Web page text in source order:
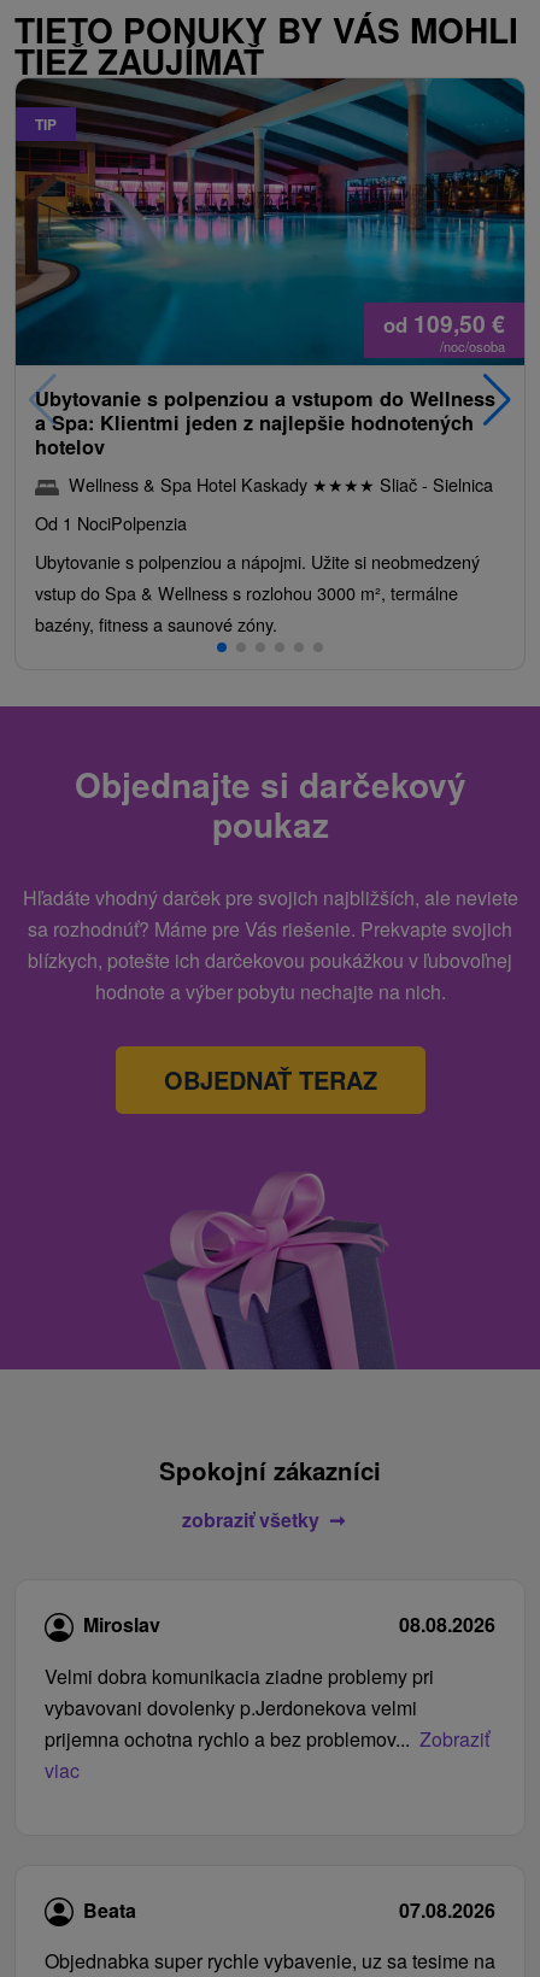
TIETO PONUKY BY VÁS MOHLI
TIEŽ ZAUJÍMAŤ
TIP
od 109,50 €
/noc/osoba
Ubytovanie s polpenziou a vstupom do Wellness
a Spa: Klientmi jeden z najlepšie hodnotených
hotelov
Wellness & Spa Hotel Kaskady ★★★★ Sliač - Sielnica
Od 1 NociPolpenzia
Ubytovanie s polpenziou a nápojmi. Užite si neobmedzený
vstup do Spa & Wellness s rozlohou 3000 m², termálne
bazény, fitness a saunové zóny.
Objednajte si darčekový
poukaz
Hľadáte vhodný darček pre svojich najbližších, ale neviete
sa rozhodnúť? Máme pre Vás riešenie. Prekvapte svojich
blízkych, potešte ich darčekovou poukážkou v ľubovoľnej
hodnote a výber pobytu nechajte na nich.
OBJEDNAŤ TERAZ
Spokojní zákazníci
zobraziť všetky
Miroslav
08.08.2026
Velmi dobra komunikacia ziadne problemy pri
vybavovani dovolenky p.Jerdonekova velmi
prijemna ochotna rychlo a bez problemov... Zobraziť
viac
Beata
07.08.2026
Objednabka super rychle vybavenie, uz sa tesime na